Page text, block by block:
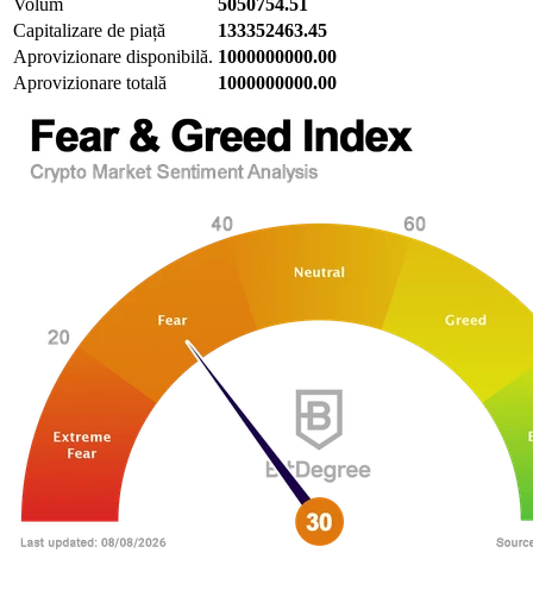
Volum
5050754.51
Capitalizare de piață
133352463.45
Aprovizionare disponibilă. 1000000000.00
Aprovizionare totală
1000000000.00